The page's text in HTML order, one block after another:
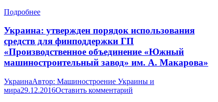
Подробнее
Украина: утвержден порядок использования
средств для финподдержки ГП
«Производственное объединение «Южный
машиностроительный завод» им. А. Макарова»
УкраинаАвтор: Машиностроение Украины и
мира29.12.2016Оставить комментарий